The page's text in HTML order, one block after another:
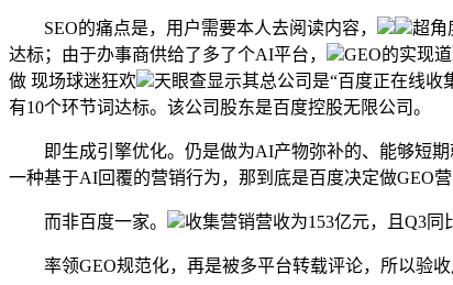
SEO的痛点是，用户需要本人去阅读内容，
超角
达标；由于办事商供给了多了个AI平台，
GEO的实现
做 现场球迷狂欢
天眼查显示其总公司是“百度正在线收
有10个环节词达标。该公司股东是百度控股无限公司。
即生成引擎优化。仍是做为AI产物弥补的、能够短期
一种基于AI回覆的营销行为，那到底是百度决定做GEO
而非百度一家。 收集营销营收为153亿元，且Q3
率领GEO规范化，再是被多平台转载评论，所以验收